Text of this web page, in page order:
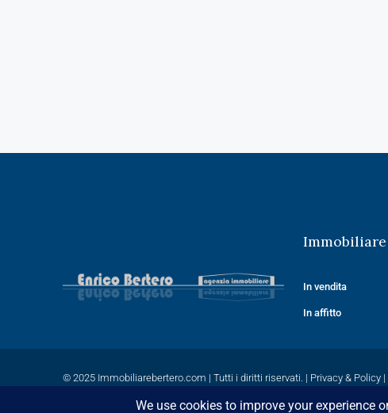
In vendita
In affitto
© 2025 Immobiliarebertero.com | Tutti i diritti riservati. | Privacy & Policy |